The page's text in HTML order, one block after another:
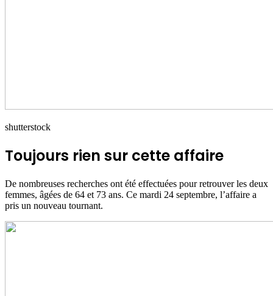
shutterstock
Toujours rien sur cette affaire
De nombreuses recherches ont été effectuées pour retrouver les deux
femmes, âgées de 64 et 73 ans. Ce mardi 24 septembre, l’affaire a
pris un nouveau tournant.